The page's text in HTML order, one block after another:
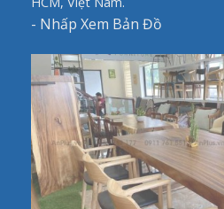
- Nhấp Xem Bản Đồ